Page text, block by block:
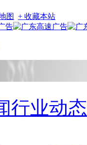
图 + 收藏本站
行业动态